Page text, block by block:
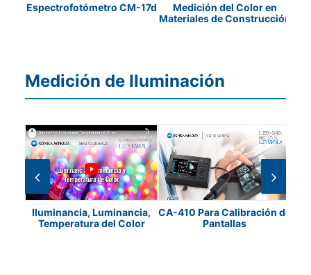
Espectrofotómetro CM-17d
Medición del Color en
Materiales de Construcción
Medición de Iluminación
Iluminancia, Luminancia,
Temperatura del Color
CA-410 Para Calibración de
Pantallas